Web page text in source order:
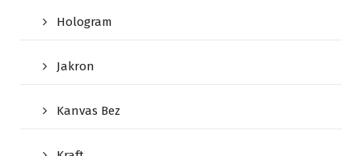
Hologram
Jakron
Kanvas Bez